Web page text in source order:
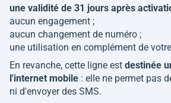
une validité de 31 jours après
aucun engagement ;
aucun changement de numéro ;
une utilisation en complément de
En revanche, cette ligne est destinée
l'internet mobile : elle ne permet pas
ni d'envoyer des SMS.